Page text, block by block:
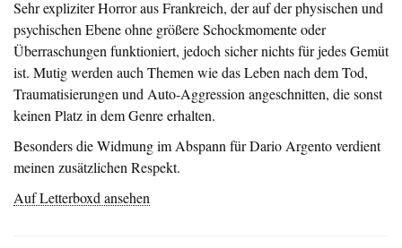
Sehr expliziter Horror aus Frankreich, der auf der physischen und
psychischen Ebene ohne größere Schockmomente oder
Überraschungen funktioniert, jedoch sicher nichts für jedes Gemüt
ist. Mutig werden auch Themen wie das Leben nach dem Tod,
Traumatisierungen und Auto-Aggression angeschnitten, die sonst
keinen Platz in dem Genre erhalten.
Besonders die Widmung im Abspann für Dario Argento verdient
meinen zusätzlichen Respekt.
Auf Letterboxd ansehen